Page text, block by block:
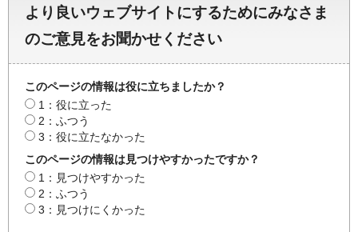
より良いウェブサイトにするためにみなさま
のご意見をお聞かせください
このページの情報は役に立ちましたか？
1：役に立った
2：ふつう
3：役に立たなかった
このページの情報は見つけやすかったですか？
1：見つけやすかった
2：ふつう
3：見つけにくかった